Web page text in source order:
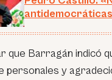
que Barragán indicó
y